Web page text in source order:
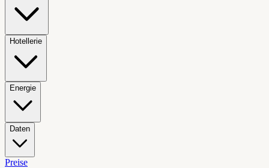
Hotellerie
Energie
Daten
Preise